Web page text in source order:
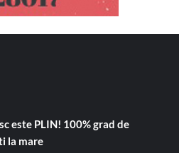
este PLIN! 100% grad de
la mare